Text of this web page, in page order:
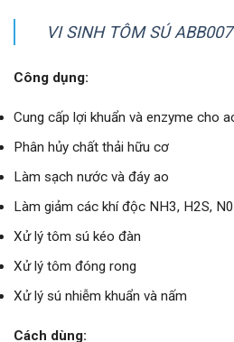
VI SINH TÔM SÚ ABB007
Công dụng:
Cung cấp lợi khuẩn và enzyme cho
Phân hủy chất thải hữu cơ
Làm sạch nước và đáy ao
Làm giảm các khí độc NH3, H2S,
Xử lý tôm sú kéo đàn
Xử lý tôm đóng rong
Xử lý sú nhiễm khuẩn và nấm
Cách dùng: